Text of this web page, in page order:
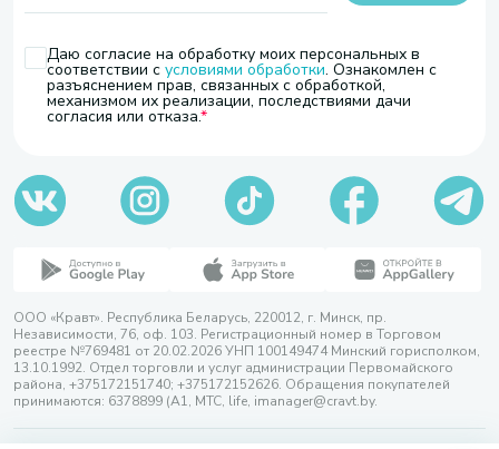
Даю согласие на обработку моих персональных в
соответствии с условиями обработки. Ознакомлен с
разъяснением прав, связанных с обработкой,
механизмом их реализации, последствиями дачи
согласия или отказа.
ООО «Кравт». Республика Беларусь, 220012, г. Минск, пр.
Независимости, 76, оф. 103. Регистрационный номер в Торговом
реестре №769481 от 20.02.2026 УНП 100149474 Минский горисполком,
13.10.1992. Отдел торговли и услуг администрации Первомайского
района, +375172151740; +375172152626. Обращения покупателей
принимаются: 6378899 (А1, МТС, life, imanager@cravt.by.